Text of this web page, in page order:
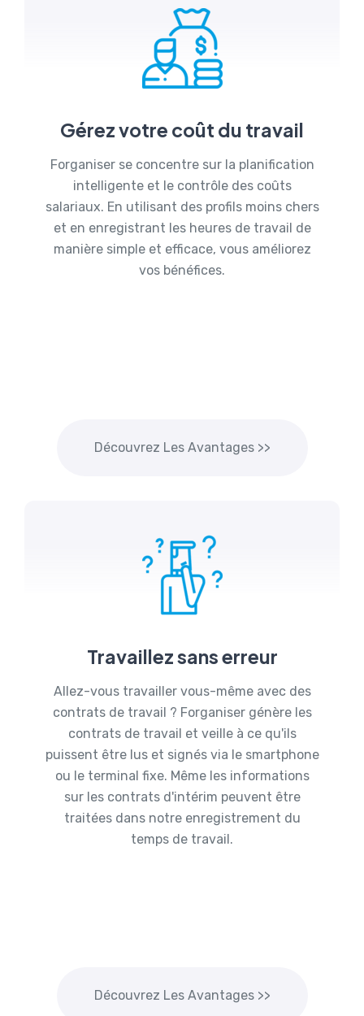
Gérez votre coût du travail
Forganiser se concentre sur la planification
intelligente et le contrôle des coûts
salariaux. En utilisant des profils moins chers
et en enregistrant les heures de travail de
manière simple et efficace, vous améliorez
vos bénéfices.
Découvrez Les Avantages >>
Travaillez sans erreur
Allez-vous travailler vous-même avec des
contrats de travail ? Forganiser génère les
contrats de travail et veille à ce qu'ils
puissent être lus et signés via le smartphone
ou le terminal fixe. Même les informations
sur les contrats d'intérim peuvent être
traitées dans notre enregistrement du
temps de travail.
Découvrez Les Avantages >>